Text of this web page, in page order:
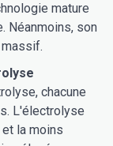
mature
Néanmoins, son
chacune
L'électrolyse
la moins